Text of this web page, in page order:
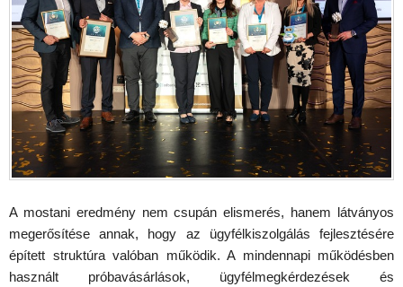
A mostani eredmény nem csupán elismerés, hanem látványos
megerősítése annak, hogy az ügyfélkiszolgálás fejlesztésére
épített struktúra valóban működik. A mindennapi működésben
használt próbavásárlások, ügyfélmegkérdezések és